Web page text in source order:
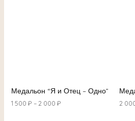
Медальон “Я и Отец – Одно”
1 500 ₽ –2 000 ₽ 2